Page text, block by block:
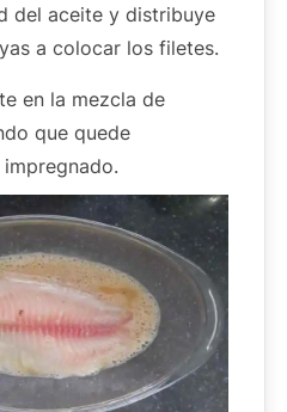
del aceite y distribuye
a colocar los filetes.
en la mezcla de
que quede